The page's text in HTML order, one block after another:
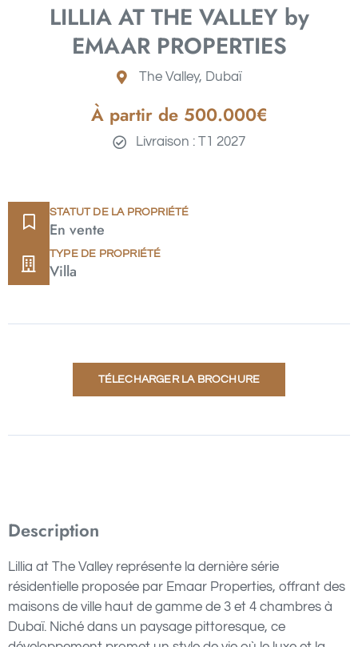
LILLIA AT THE VALLEY by
EMAAR PROPERTIES
The Valley, Dubaï
À partir de 500.000€
Livraison : T1 2027
STATUT DE LA PROPRIÉTÉ
En vente
TYPE DE PROPRIÉTÉ
Villa
TÉLECHARGER LA BROCHURE
Description
Lillia at The Valley représente la dernière série
résidentielle proposée par Emaar Properties, offrant des
maisons de ville haut de gamme de 3 et 4 chambres à
Dubaï. Niché dans un paysage pittoresque, ce